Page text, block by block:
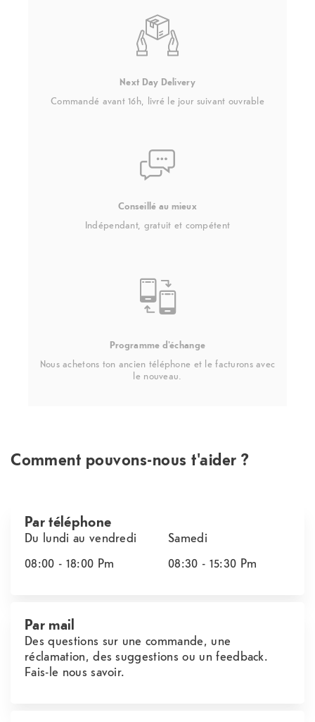
Next Day Delivery
Commandé avant 16h, livré le jour suivant ouvrable
Conseillé au mieux
Indépendant, gratuit et compétent
Programme d'échange
Nous achetons ton ancien téléphone et le facturons avec
le nouveau.
Comment pouvons-nous t'aider ?
Par téléphone
Du lundi au vendredi
08:00 - 18:00 Pm
Samedi
08:30 - 15:30 Pm
Par mail
Des questions sur une commande, une
réclamation, des suggestions ou un feedback.
Fais-le nous savoir.